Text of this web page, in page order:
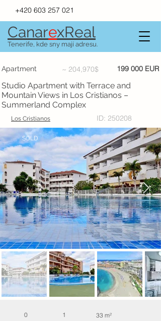
+420 603 257 021
CanarexReal
Tenerife, kde sny mají adresu.
Apartment ~ 204,970$ 199 000 EUR
Studio Apartment with Terrace and
Mountain Views in Los Cristianos –
Summerland Complex
Los Cristianos ID: 250208
SOLD
0 1 33 m²